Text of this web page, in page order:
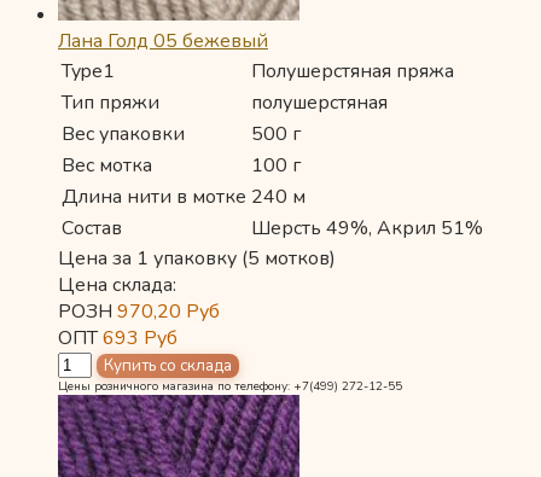
Лана Голд 05 бежевый
Type1
Полушерстяная пряжа
Тип пряжи
полушерстяная
Вес упаковки
500 г
Вес мотка
100 г
Длина нити в мотке 240 м
Состав
Шерсть 49%, Акрил 51%
Цена за 1 упаковку (5 мотков)
Цена склада:
РОЗН 970,20 Руб
ОПТ693 Руб
Цены розничного магазина по телефону: +7(499) 272-12-55